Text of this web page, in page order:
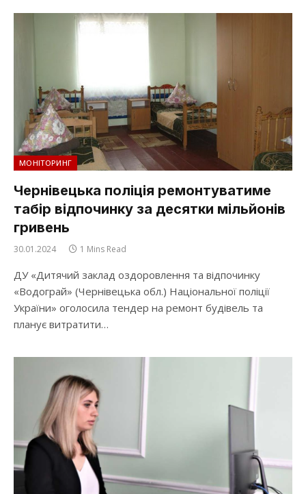
МОНІТОРИНГ
Чернівецька поліція ремонтуватиме
табір відпочинку за десятки мільйонів
гривень
30.01.2024 1 Mins Read
ДУ «Дитячий заклад оздоровлення та відпочинку
«Водограй» (Чернівецька обл.) Національної поліції
України» оголосила тендер на ремонт будівель та
планує витратити…